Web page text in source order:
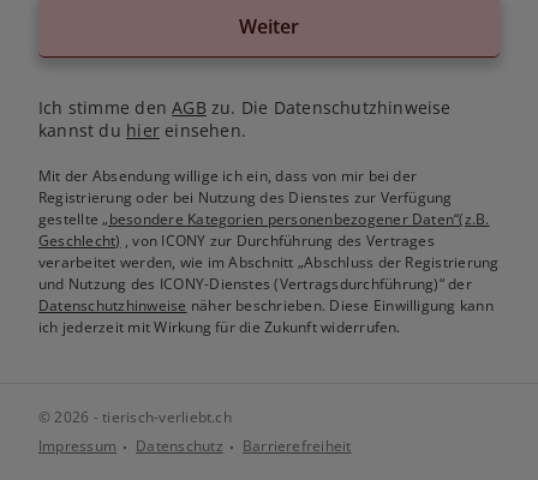
Weiter
Ich stimme denAGB zu. Die Datenschutzhinweise
kannst du hiereinsehen.
Mit der Absendung willige ich ein, dass von mir bei der
Registrierung oder bei Nutzung des Dienstes zur Verfügung
gestellte„besondere Kategorien personenbezogener Daten“(z.B.
Geschlecht) , von ICONY zur Durchführung des Vertrages
verarbeitet werden, wie im Abschnitt „Abschluss der Registrierung
und Nutzung des ICONY-Dienstes (Vertragsdurchführung)“ der
Datenschutzhinweise näher beschrieben. Diese Einwilligung kann
ich jederzeit mit Wirkung für die Zukunft widerrufen.
© 2026 - tierisch-verliebt.ch
Impressum
Datenschutz Barrierefreiheit